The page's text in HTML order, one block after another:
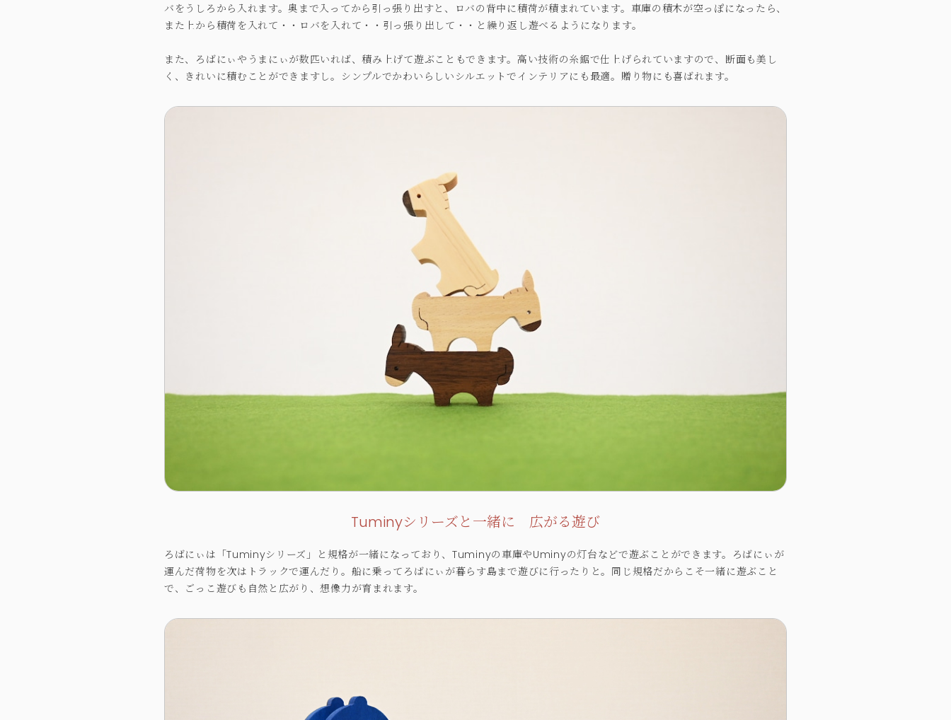
バをうしろから入れます。奥まで入ってから引っ張り出すと、ロバの背中に積荷が積まれています。車庫の積木が空っぽになったら、
また上から積荷を入れて・・ロバを入れて・・引っ張り出して・・と繰り返し遊べるようになります。
また、ろばにぃやうまにぃが数匹いれば、積み上げて遊ぶこともできます。高い技術の糸鋸で仕上げられていますので、断面も美し
く、きれいに積むことができますし。シンプルでかわいらしいシルエットでインテリアにも最適。贈り物にも喜ばれます。
Tuminyシリーズと一緒に 広がる遊び
ろばにぃは「Tuminyシリーズ」と規格が一緒になっており、Tuminyの車庫やUminyの灯台などで遊ぶことができます。ろばにぃが
運んだ荷物を次はトラックで運んだり。船に乗ってろばにぃが暮らす島まで遊びに行ったりと。同じ規格だからこそ一緒に遊ぶこと
で、ごっこ遊びも自然と広がり、想像力が育まれます。